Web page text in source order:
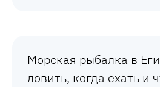
Морская рыбалка в
ловить, когда ехать и